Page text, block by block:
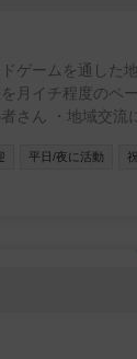
ゲームを通した
月イチ程度のペ
さん ・地域交流
ターさん お気軽
平日/夜に活動